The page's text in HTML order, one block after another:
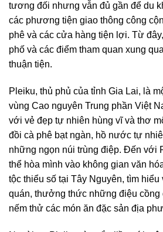
tương đối nhưng vẫn đủ gần để du
các phương tiện giao thông công
phê và các cửa hàng tiện lợi. Từ
phố và các điểm tham quan xung
thuận tiện.
Pleiku, thủ phủ của tỉnh Gia Lai, là
vùng Cao nguyên Trung phần Việt
với vẻ đẹp tự nhiên hùng vĩ và thơ
đồi cà phê bạt ngàn, hồ nước tự
những ngọn núi trùng điệp. Đến với
thể hòa mình vào không gian văn
tộc thiểu số tại Tây Nguyên, tìm hiểu
quán, thưởng thức những điệu cồng
nếm thử các món ăn đặc sản địa